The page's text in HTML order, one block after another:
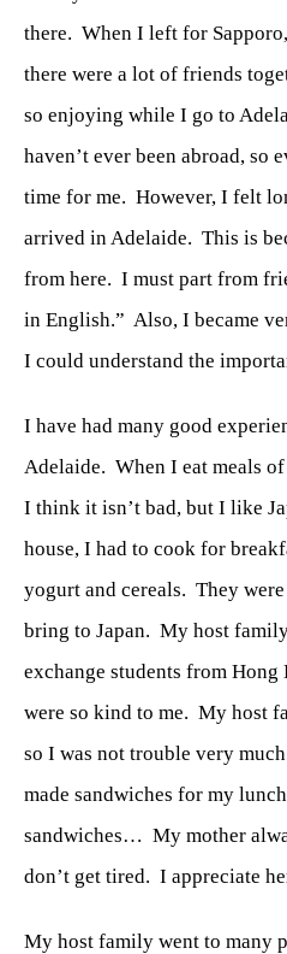
there. When I left for
there were a lot of friends
so enjoying while I go to
haven’t ever been abroad, so
time for me. However, I felt
arrived in Adelaide. This is
from here. I must part from
in English.” Also, I became
I could understand the
I have had many good
Adelaide. When I eat meals
I think it isn’t bad, but I like
house, I had to cook for
yogurt and cereals. They
bring to Japan. My host
exchange students from
were so kind to me. My host
so I was not trouble very
made sandwiches for my
sandwiches… My mother
don’t get tired. I appreciate
My host family went to many